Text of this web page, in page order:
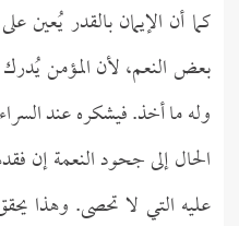
كما أن الإيمان بالقدر
بعض النعم، لأن المؤمن يُدرك
وله ما أخذ. فيشكره عند
الحال إلى جحود النعمة إن
عليه التي لا تحصى. وهذا